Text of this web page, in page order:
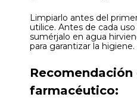
Limpiarlo antes del
utilice. Antes de cada
sumérjalo en agua
para garantizar la higiene.
Recomendación
farmacéutico: